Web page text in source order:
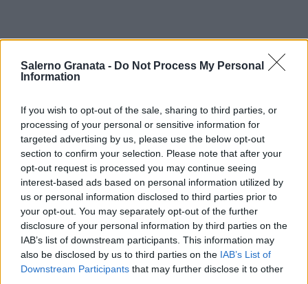
Salerno Granata - Do Not Process My Personal
Information
If you wish to opt-out of the sale, sharing to third parties, or
processing of your personal or sensitive information for
targeted advertising by us, please use the below opt-out
section to confirm your selection. Please note that after your
opt-out request is processed you may continue seeing
interest-based ads based on personal information utilized by
us or personal information disclosed to third parties prior to
your opt-out. You may separately opt-out of the further
disclosure of your personal information by third parties on the
IAB’s list of downstream participants. This information may
also be disclosed by us to third parties on the IAB’s List of
Downstream Participants that may further disclose it to other